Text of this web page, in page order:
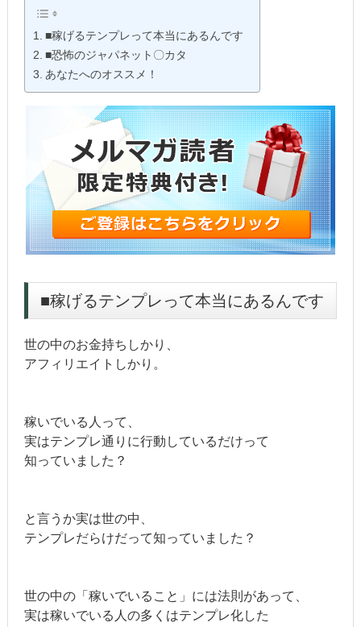
■稼げるテンプレって本当にあるんです
■恐怖のジャパネット〇カタ
あなたへのオススメ！
■稼げるテンプレって本当にあるんです
世の中のお金持ちしかり、
アフィリエイトしかり。
稼いでいる人って、
実はテンプレ通りに行動しているだけって
知っていました？
と言うか実は世の中、
テンプレだらけだって知っていました？
世の中の「稼いでいること」には法則があって、
実は稼いでいる人の多くはテンプレ化した